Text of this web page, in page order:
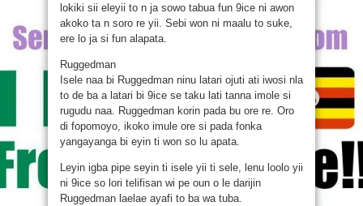
lokiki sii eleyii to n ja sowo tabua fun 9ice ni awon
akoko ta n soro re yii. Sebi won ni maalu to suke,
ere lo ja si fun alapata.
Ruggedman
Isele naa bi Ruggedman ninu latari ojuti ati iwosi nla
to de ba a latari bi 9ice se taku lati tanna imole si
rugudu naa. Ruggedman korin pada bu ore re. Oro
di fopomoyo, ikoko imule ore si pada fonka
yangayanga bi eyin ti won so lu apata.
Leyin igba pipe seyin ti isele yii ti sele, lenu loolo yii
ni 9ice so lori telifisan wi pe oun o le darijin
Ruggedman laelae ayafi to ba wa tuba.